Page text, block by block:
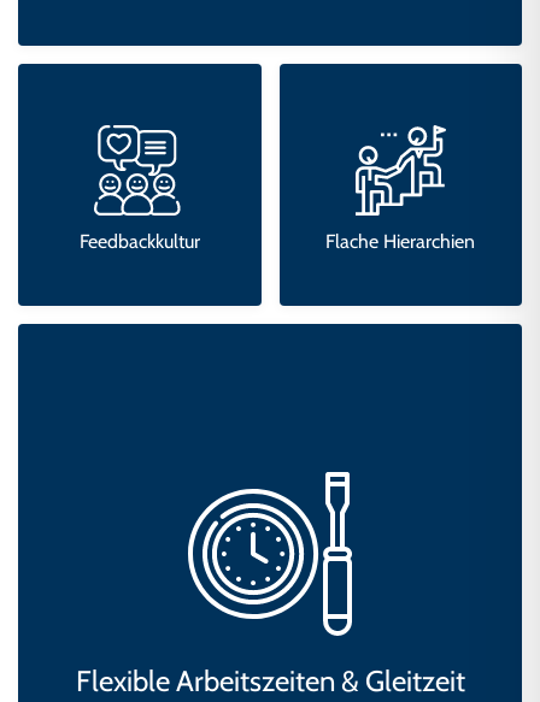
Feedbackkultur Flache Hierarchien
Flexible Arbeitszeiten & Gleitzeit